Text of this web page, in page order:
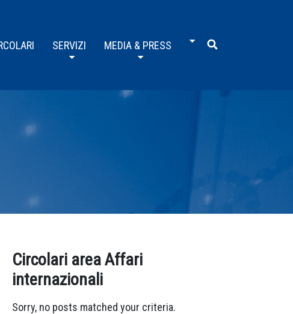
SERVIZI MEDIA & PRESS
Circolari area Affari
internazionali
Sorry, no posts matched your criteria.